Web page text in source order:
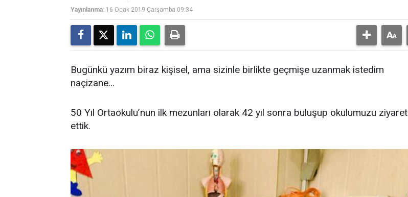
Yayınlanma: 16 Ocak 2019 Çarşamba 09:34
Bugünkü yazım biraz kişisel, ama sizinle birlikte geçmişe uzanmak istedim
naçizane…
50 Yıl Ortaokulu’nun ilk mezunları olarak 42 yıl sonra buluşup okulumuzu ziyaret
ettik.